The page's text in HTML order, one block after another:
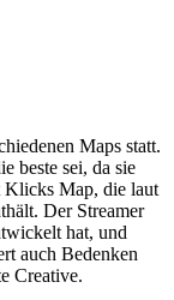
Maps statt.
beste sei, da sie
Klicks Map, die laut
Der Streamer
hat, und
auch Bedenken
Creative.